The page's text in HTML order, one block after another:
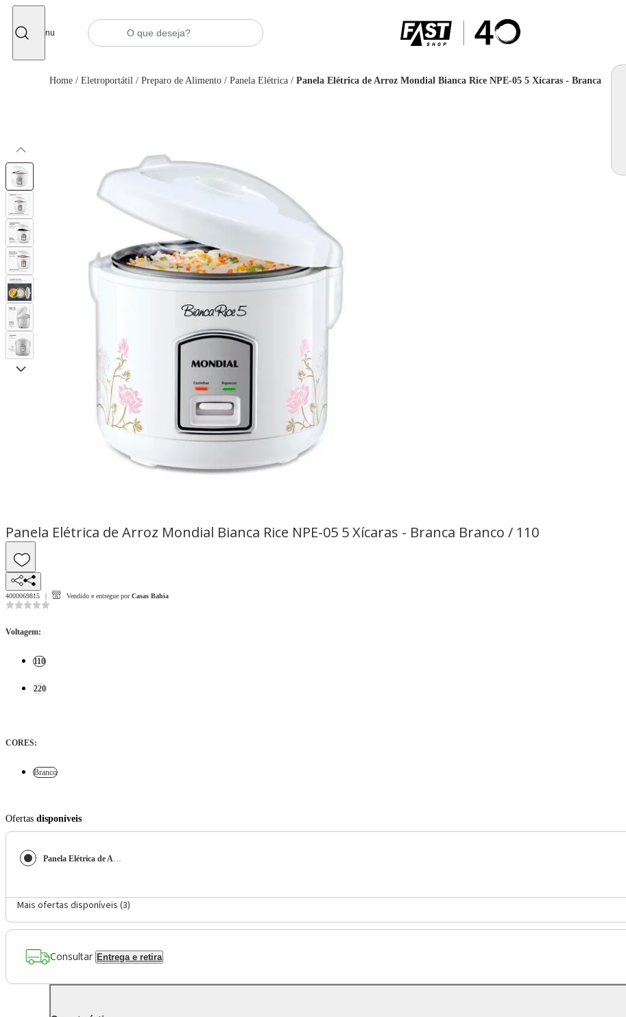
Menu
Home / Eletroportátil / Preparo de Alimento / Panela Elétrica / Panela Elétrica de Arroz Mondial Bianca Rice NPE-05 5 Xícaras - Branca
Panela Elétrica de Arroz Mondial Bianca Rice NPE-05 5 Xícaras - Branca Branco / 110
4000069815 Vendido e entregue por Casas Bahia
Voltagem:
110
220
CORES:
Branco
Ofertas disponíveis
Panela Elétrica de Arroz Mondial Bianca Rice NPE-05 5 Xícaras - Branca
Mais ofertas disponíveis (3)
Consultar Entrega e retira